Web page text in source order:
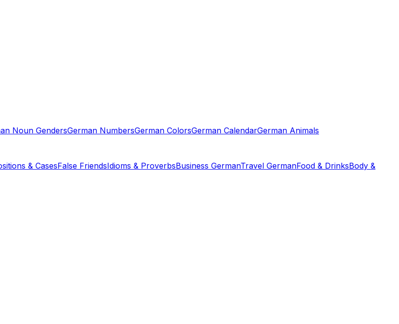
Noun GendersGerman NumbersGerman ColorsGerman CalendarGerman Animals
& CasesFalse FriendsIdioms & ProverbsBusiness GermanTravel GermanFood & DrinksBody &